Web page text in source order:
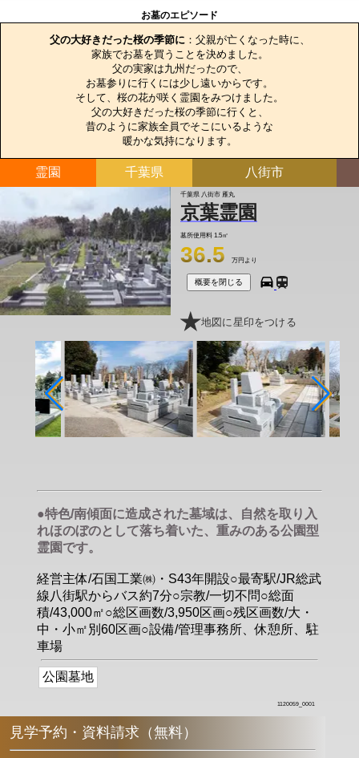
お墓のエピソード
父の大好きだった桜の季節に ：父親が亡くなった時に、
家族でお墓を買うことを決めました。
父の実家は九州だったので、
お墓参りに行くには少し遠いからです。
そして、桜の花が咲く霊園をみつけました。
父の大好きだった桜の季節に行くと、
昔のように家族全員でそこにいるような
暖かな気持になります。
霊園 千葉県 八街市
千葉県 八街市 雁丸
京葉霊園
墓所使用料 1.5㎡
36.5 万円より
概要を閉じる
地図に星印をつける
●特色/南傾面に造成された墓域は、自然を取り入
れほのぼのとして落ち着いた、重みのある公園型
霊園です。
経営主体/石国工業㈱・S43年開設○最寄駅/JR総武
線八街駅からバス約7分○宗教/一切不問○総面
積/43,000㎡○総区画数/3,950区画○残区画数/大・
中・小㎡別60区画○設備/管理事務所、休憩所、駐
車場
公園墓地
1120059_0001
見学予約・資料請求（無料）